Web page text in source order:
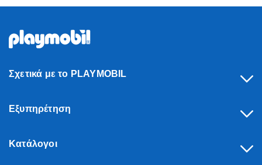
Σχετικά με το PLAYMOBIL
Εξυπηρέτηση
Κατάλογοι